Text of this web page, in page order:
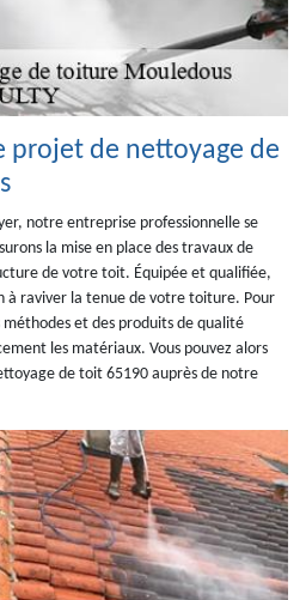
projet de nettoyage de
notre entreprise professionnelle se
la mise en place des travaux de
de votre toit. Équipée et qualifiée,
à raviver la tenue de votre toiture. Pour
et des produits de qualité
les matériaux. Vous pouvez alors
de toit 65190 auprès de notre